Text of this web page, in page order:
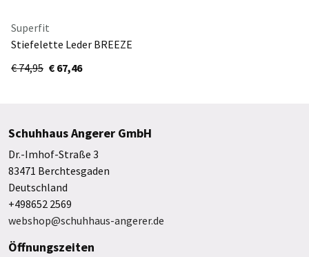
Superfit
Stiefelette Leder BREEZE
BLAU/HELLBLAU
€ 74,95 € 67,46
Schuhhaus Angerer GmbH
Dr.-Imhof-Straße 3
83471 Berchtesgaden
Deutschland
+498652 2569
webshop@schuhhaus-angerer.de
Öffnungszeiten